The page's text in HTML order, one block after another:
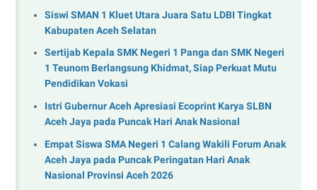
Siswi SMAN 1 Kluet Utara Juara Satu LDBI Tingkat
Kabupaten Aceh Selatan
Sertijab Kepala SMK Negeri 1 Panga dan SMK Negeri
1 Teunom Berlangsung Khidmat, Siap Perkuat Mutu
Pendidikan Vokasi
Istri Gubernur Aceh Apresiasi Ecoprint Karya SLBN
Aceh Jaya pada Puncak Hari Anak Nasional
Empat Siswa SMA Negeri 1 Calang Wakili Forum Anak
Aceh Jaya pada Puncak Peringatan Hari Anak
Nasional Provinsi Aceh 2026